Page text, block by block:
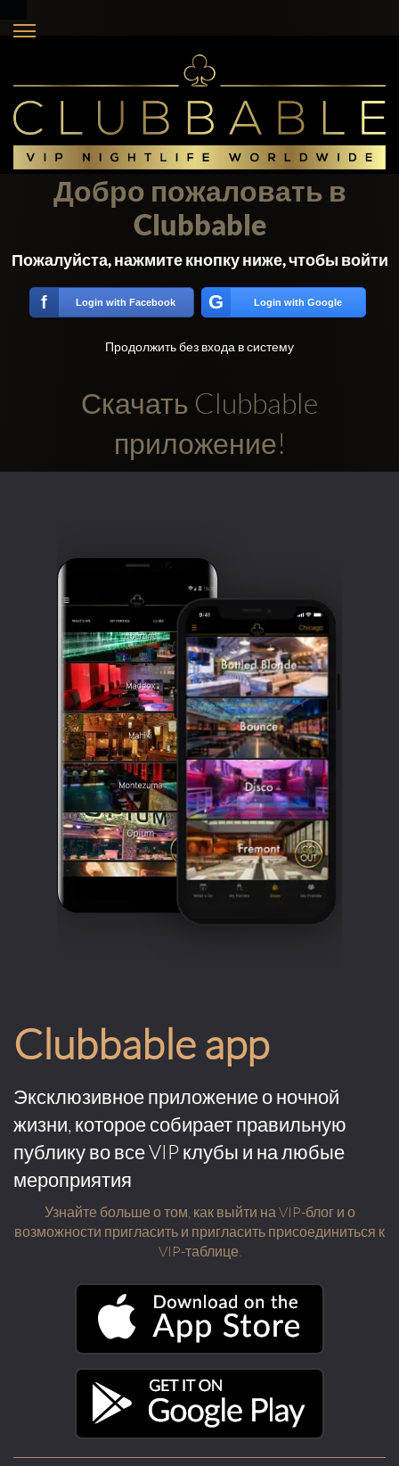
аккаунты
соцсетях:
Добро пожаловать в
Clubbable
Пожалуйста, нажмите кнопку ниже, чтобы войти
f Login with Facebook G Login with Google
Продолжить без входа в систему
Скачать Clubbable
приложение!
Clubbable app
Эксклюзивное приложение о ночной
жизни, которое собирает правильную
публику во все VIP клубы и на любые
мероприятия
Узнайте больше о том, как выйти на VIP-блог и о
возможности пригласить и пригласить присоединиться к
VIP-таблице.